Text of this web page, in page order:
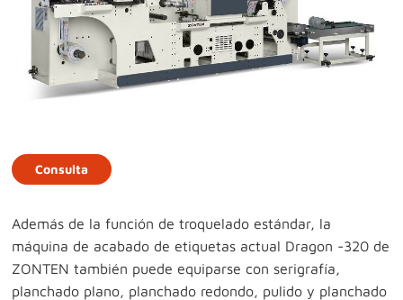
Consulta
Además de la función de troquelado estándar, la
máquina de acabado de etiquetas actual Dragon -320 de
ZONTEN también puede equiparse con serigrafía,
planchado plano, planchado redondo, pulido y planchado